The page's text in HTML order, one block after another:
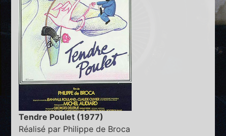
Tendre Poulet (1977)
Réalisé par Philippe de Broca